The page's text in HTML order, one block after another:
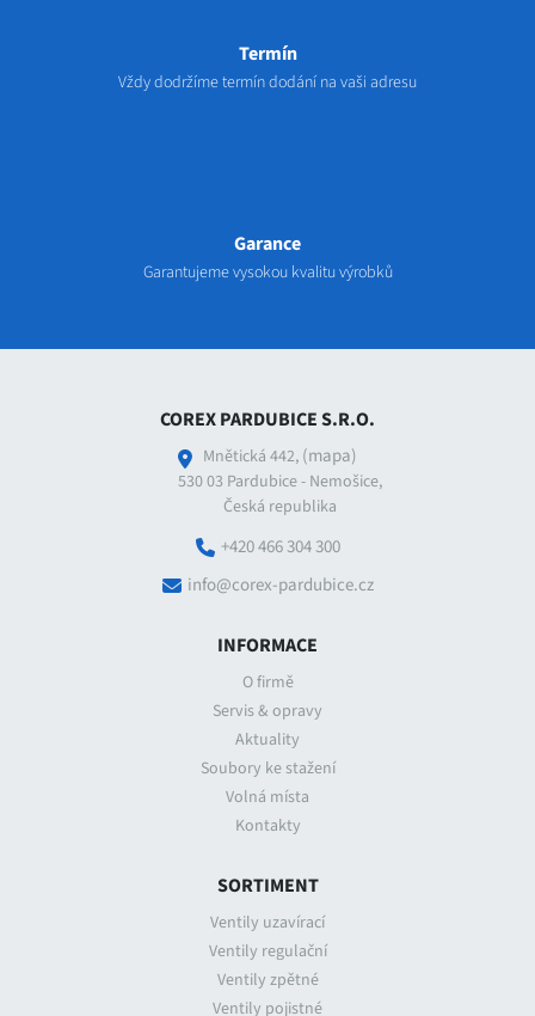
Termín
Vždy dodržíme termín dodání na vaši adresu
Garance
Garantujeme vysokou kvalitu výrobků
COREX PARDUBICE S.R.O.
Mnětická 442, (mapa)
530 03 Pardubice - Nemošice,
Česká republika
+420 466 304 300
info@corex-pardubice.cz
INFORMACE
O firmě
Servis & opravy
Aktuality
Soubory ke stažení
Volná místa
Kontakty
SORTIMENT
Ventily uzavírací
Ventily regulační
Ventily zpětné
Ventily pojistné